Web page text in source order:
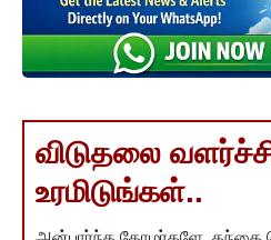
விடுதலை
உரமிடுங்கள்..